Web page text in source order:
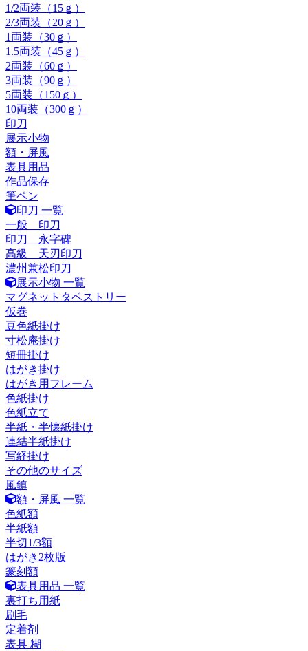
1/2両装（15ｇ）
2/3両装（20ｇ）
1両装（30ｇ）
1.5両装（45ｇ）
2両装（60ｇ）
3両装（90ｇ）
5両装（150ｇ）
10両装（300ｇ）
印刀
展示小物
額・屏風
表具用品
作品保存
筆ペン
印刀 一覧
一般 印刀
印刀 永字碑
高級 天刃印刀
濃州兼松印刀
展示小物 一覧
マグネットタペストリー
仮巻
豆色紙掛け
寸松庵掛け
短冊掛け
はがき掛け
はがき用フレーム
色紙掛け
色紙立て
半紙・半懐紙掛け
連結半紙掛け
写経掛け
その他のサイズ
風鎮
額・屏風 一覧
色紙額
半紙額
半切1/3額
はがき2枚版
篆刻額
表具用品 一覧
裏打ち用紙
刷毛
定着剤
表具 糊